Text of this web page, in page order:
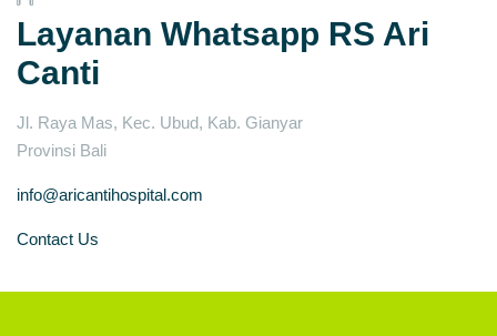
Layanan Whatsapp RS Ari
Canti
Jl. Raya Mas, Kec. Ubud, Kab. Gianyar
Provinsi Bali
info@aricantihospital.com
Contact Us